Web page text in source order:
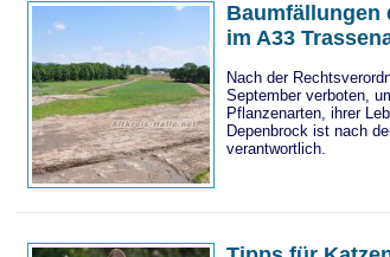
Baumfällungen
im A33
Nach der
September verboten,
Pflanzenarten, ihrer
Depenbrock ist nach
verantwortlich.